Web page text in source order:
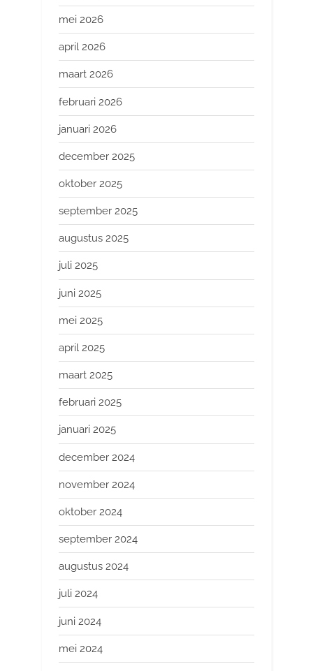
mei 2026
april 2026
maart 2026
februari 2026
januari 2026
december 2025
oktober 2025
september 2025
augustus 2025
juli 2025
juni 2025
mei 2025
april 2025
maart 2025
februari 2025
januari 2025
december 2024
november 2024
oktober 2024
september 2024
augustus 2024
juli 2024
juni 2024
mei 2024